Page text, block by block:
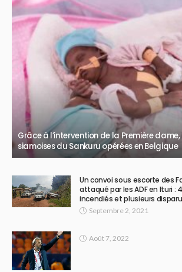
Grâce à l’intervention de la Première
siamoises du Sankuru opérées en Belgique
Un convoi sous escorte des
attaqué par les ADF en Ituri :
incendiés et plusieurs
Septembre 2, 2021
Août 7, 2022